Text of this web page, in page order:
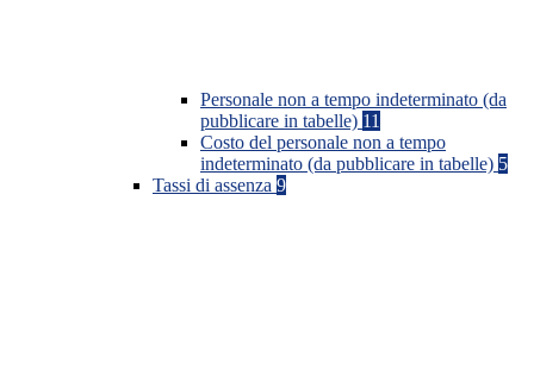
Personale non a tempo indeterminato (da
pubblicare in tabelle) 11
Costo del personale non a tempo
indeterminato (da pubblicare in tabelle) 5
Tassi di assenza 9